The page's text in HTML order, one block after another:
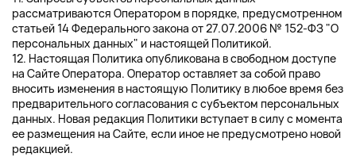
рассматриваются Оператором в порядке, предусмотренном
статьей 14 Федерального закона от 27.07.2006 № 152-ФЗ "О
персональных данных" и настоящей Политикой.
12. Настоящая Политика опубликована в свободном доступе
на Сайте Оператора. Оператор оставляет за собой право
вносить изменения в настоящую Политику в любое время без
предварительного согласования с субъектом персональных
данных. Новая редакция Политики вступает в силу с момента
ее размещения на Сайте, если иное не предусмотрено новой
редакцией.